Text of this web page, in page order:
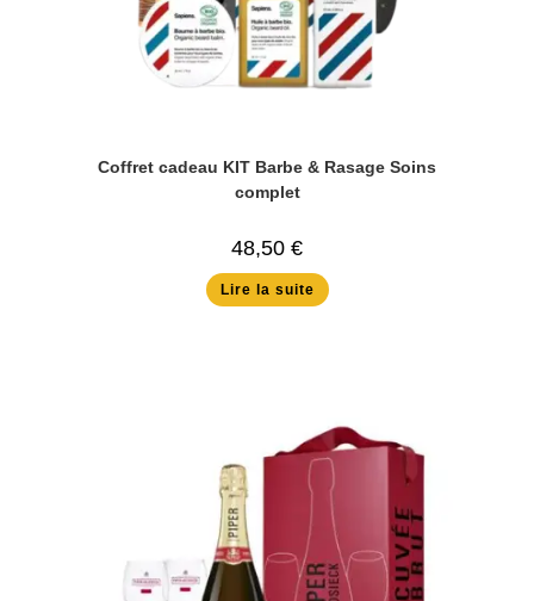
Coffret cadeau KIT Barbe & Rasage Soins
complet
48,50 €
Lire la suite